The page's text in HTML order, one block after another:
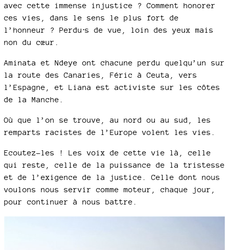
avec cette immense injustice ? Comment honorer
ces vies, dans le sens le plus fort de
l’honneur ? Perdu⋅s de vue, loin des yeux mais
non du cœur.
Aminata et Ndeye ont chacune perdu quelqu’un sur
la route des Canaries, Féric à Ceuta, vers
l’Espagne, et Liana est activiste sur les côtes
de la Manche.
Où que l’on se trouve, au nord ou au sud, les
remparts racistes de l’Europe volent les vies.
Ecoutez-les ! Les voix de cette vie là, celle
qui reste, celle de la puissance de la tristesse
et de l’exigence de la justice. Celle dont nous
voulons nous servir comme moteur, chaque jour,
pour continuer à nous battre.